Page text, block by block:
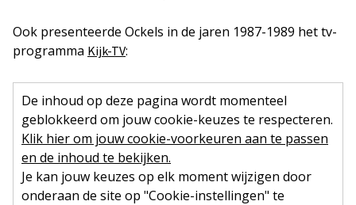
Ook presenteerde Ockels in de jaren 1987-1989 het tv-
programma Kijk-TV:
De inhoud op deze pagina wordt momenteel
geblokkeerd om jouw cookie-keuzes te respecteren.
Klik hier om jouw cookie-voorkeuren aan te passen
en de inhoud te bekijken.
Je kan jouw keuzes op elk moment wijzigen door
onderaan de site op "Cookie-instellingen" te